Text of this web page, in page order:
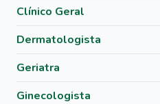
Clínico Geral
Dermatologista
Geriatra
Ginecologista